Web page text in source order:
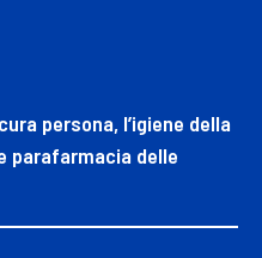
persona, l’igiene della
parafarmacia delle